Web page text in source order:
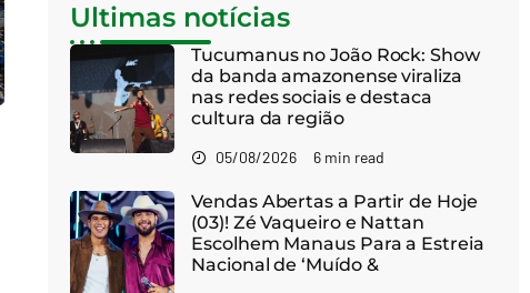
Ultimas notícias
Tucumanus no João Rock: Show
da banda amazonense viraliza
nas redes sociais e destaca
cultura da região
05/08/2026 6 min read
Vendas Abertas a Partir de Hoje
(03)! Zé Vaqueiro e Nattan
Escolhem Manaus Para a Estreia
Nacional de ‘Muído &